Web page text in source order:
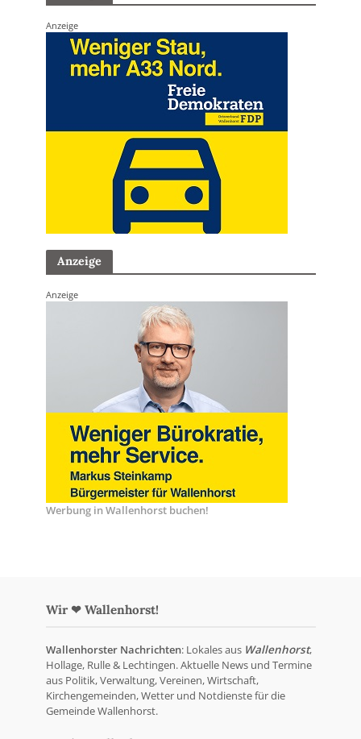
Anzeige
Anzeige
Anzeige
Werbung in Wallenhorst buchen!
Wir ❤ Wallenhorst!
Wallenhorster Nachrichten: Lokales aus Wallenhorst,
Hollage, Rulle & Lechtingen. Aktuelle News und Termine
aus Politik, Verwaltung, Vereinen, Wirtschaft,
Kirchengemeinden, Wetter und Notdienste für die
Gemeinde Wallenhorst.